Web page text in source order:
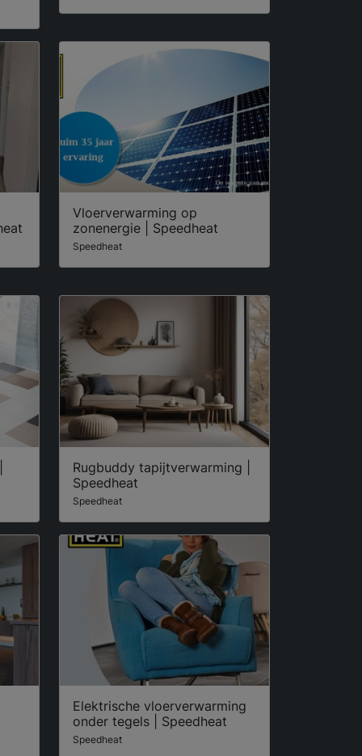
Vloerverwarming op
zonenergie | Speedheat
Speedheat
Rugbuddy tapijtverwarming |
Speedheat
Speedheat
Elektrische vloerverwarming
onder tegels | Speedheat
Speedheat